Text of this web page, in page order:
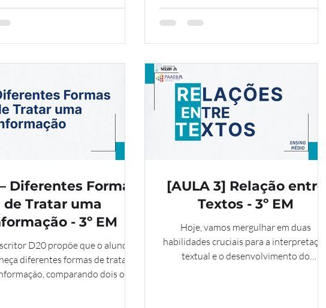
finalidade de textos de diferentes
gêneros). Preparem-se para expandir suas
entender o que está escrito — precisamos
perceber como, onde e por quem ele foi
produzido.Esses três e
Diferentes Formas
de Tratar uma
- 3º EM
D20 propõe que o aluno
diferentes formas de tratar
comparando dois ou
[AULA 3] Relação entre
Textos - 3º EM
Hoje, vamos mergulhar em duas
habilidades cruciais para a interpretação
textual e o desenvolvimento do